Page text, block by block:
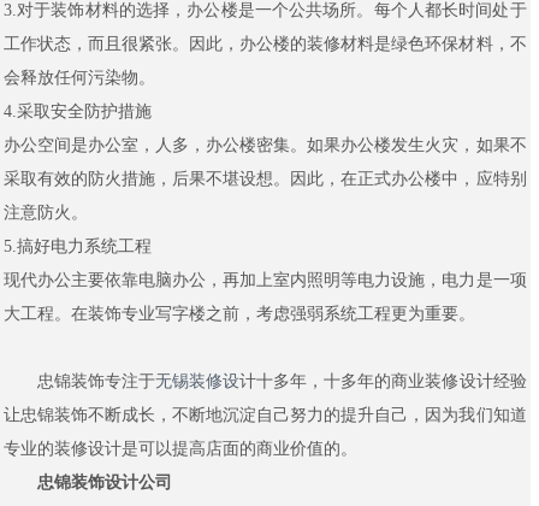
3.对于装饰材料的选择，办公楼是一个公共场所。每个人都长时间处于
工作状态，而且很紧张。因此，办公楼的装修材料是绿色环保材料，不
会释放任何污染物。
4.采取安全防护措施
办公空间是办公室，人多，办公楼密集。如果办公楼发生火灾，如果不
采取有效的防火措施，后果不堪设想。因此，在正式办公楼中，应特别
注意防火。
5.搞好电力系统工程
现代办公主要依靠电脑办公，再加上室内照明等电力设施，电力是一项
大工程。在装饰专业写字楼之前，考虑强弱系统工程更为重要。
忠锦装饰专注于无锡装修设计十多年，十多年的商业装修设计经验
让忠锦装饰不断成长，不断地沉淀自己努力的提升自己，因为我们知道
专业的装修设计是可以提高店面的商业价值的。
忠锦装饰设计公司